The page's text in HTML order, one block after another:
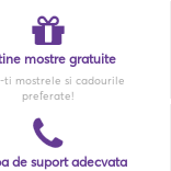
mostre gratuite
ti mostrele si cadourile
preferate!
de suport adecvata